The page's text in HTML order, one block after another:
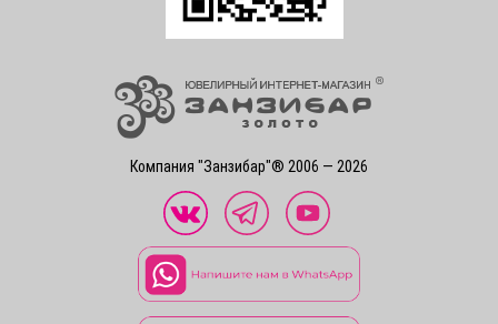
Компания "Занзибар"® 2006 — 2026